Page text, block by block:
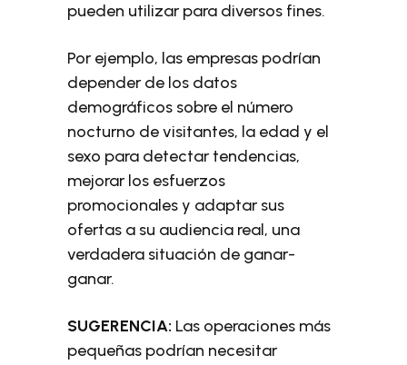
pueden utilizar para diversos fines.
Por ejemplo, las empresas podrían
depender de los datos
demográficos sobre el número
nocturno de visitantes, la edad y el
sexo para detectar tendencias,
mejorar los esfuerzos
promocionales y adaptar sus
ofertas a su audiencia real, una
verdadera situación de ganar-
ganar.
SUGERENCIA: Las operaciones más
pequeñas podrían necesitar